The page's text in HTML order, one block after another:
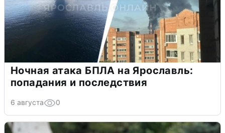
Ночная атака БПЛА на Ярославль:
попадания и последствия
6 августа 0